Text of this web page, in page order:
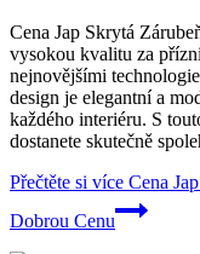
Cena Jap Skrytá
vysokou kvalitu za
nejnovějšími
design je elegantní a
každého interiéru. S
dostanete skutečně
Přečtěte si více Cena
Dobrou Cenu